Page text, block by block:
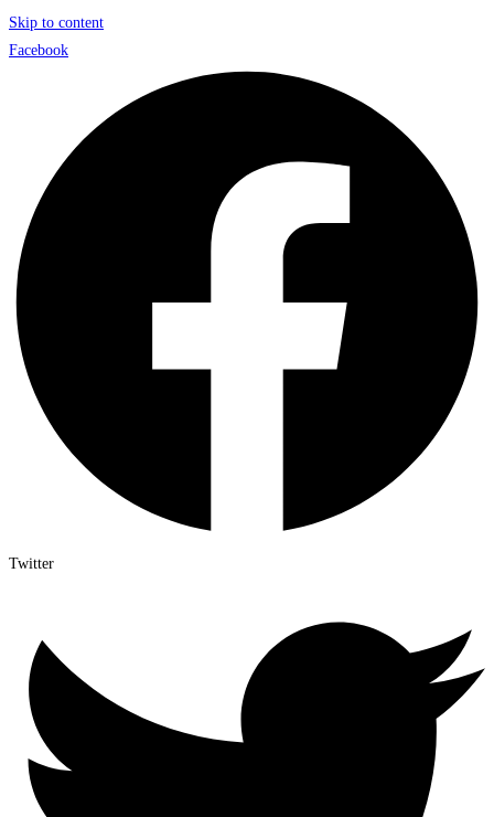
Skip to content
Facebook
Twitter